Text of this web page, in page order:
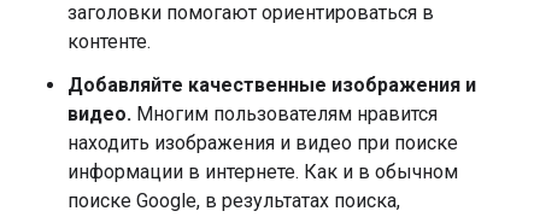
заголовки помогают ориентироваться в
контенте.
Добавляйте качественные изображения и
видео. Многим пользователям нравится
находить изображения и видео при поиске
информации в интернете. Как и в обычном
поиске Google, в результатах поиска,